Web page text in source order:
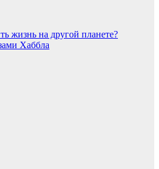
жизнь на другой планете?
Хаббла